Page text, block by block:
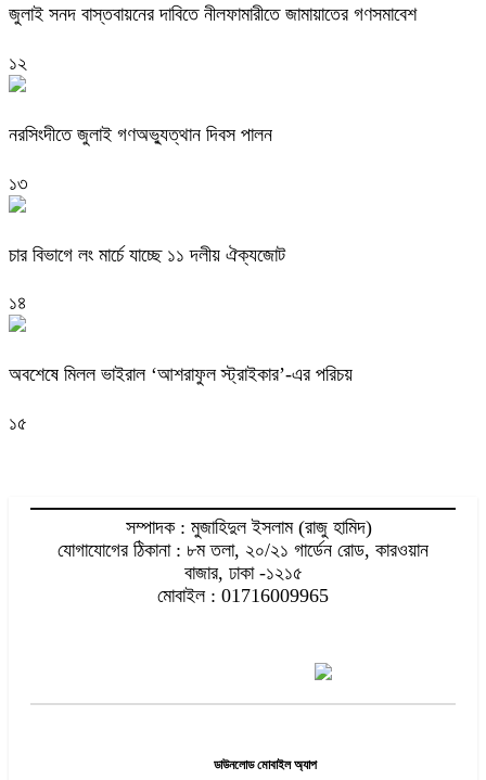
জুলাই সনদ বাস্তবায়নের দাবিতে নীলফামারীতে জামায়াতের গণসমাবেশ
১২
নরসিংদীতে জুলাই গণঅভ্যুত্থান দিবস পালন
১৩
চার বিভাগে লং মার্চে যাচ্ছে ১১ দলীয় ঐক্যজোট
১৪
অবশেষে মিলল ভাইরাল ‘আশরাফুল স্ট্রাইকার’-এর পরিচয়
১৫
সম্পাদক : মুজাহিদুল ইসলাম (রাজু হামিদ)
যোগাযোগের ঠিকানা : ৮ম তলা, ২০/২১ গার্ডেন রোড, কারওয়ান
বাজার, ঢাকা -১২১৫
মোবাইল : 01716009965
ডাউনলোড মোবাইল অ্যাপ